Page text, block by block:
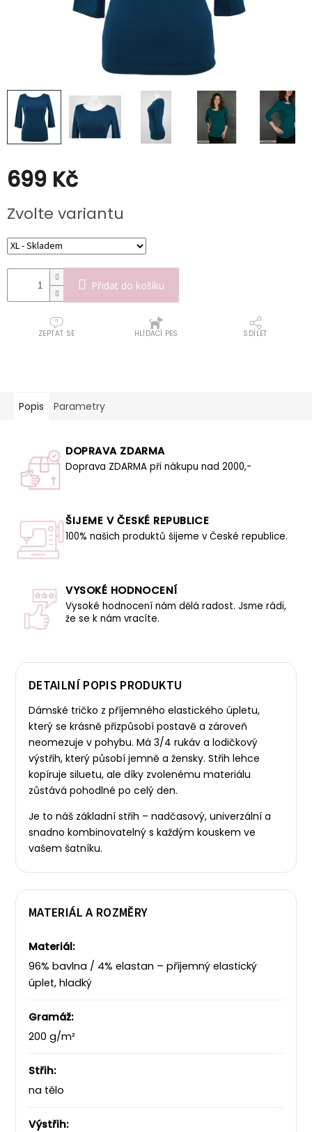
699 Kč
cena:
Zvolte variantu
Přidat do košíku
ZEPTAT SE HLÍDACÍ PES SDÍLET
Popis Parametry
DOPRAVA ZDARMA
Doprava ZDARMA při nákupu nad 2000,-
ŠIJEME V ČESKÉ REPUBLICE
100% našich produktů šijeme v České republice.
VYSOKÉ HODNOCENÍ
Vysoké hodnocení nám dělá radost. Jsme rádi,
že se k nám vracíte.
DETAILNÍ POPIS PRODUKTU
Dámské tričko z příjemného elastického úpletu,
který se krásně přizpůsobí postavě a zároveň
neomezuje v pohybu. Má 3/4 rukáv a lodičkový
výstřih, který působí jemně a žensky. Střih lehce
kopíruje siluetu, ale díky zvolenému materiálu
zůstává pohodlné po celý den.
Je to náš základní střih – nadčasový, univerzální a
snadno kombinovatelný s každým kouskem ve
vašem šatníku.
MATERIÁL A ROZMĚRY
Materiál:
96% bavlna / 4% elastan – příjemný elastický
úplet, hladký
Gramáž:
200 g/m²
Střih:
na tělo
Výstřih: